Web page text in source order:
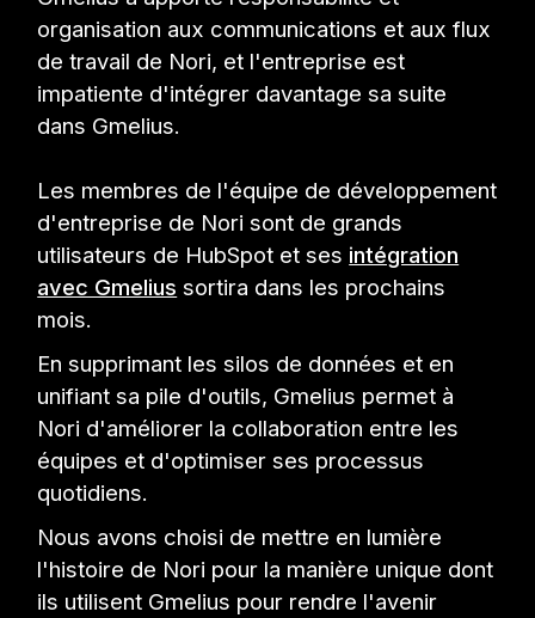
organisation aux communications et aux flux
de travail de Nori, et l'entreprise est
impatiente d'intégrer davantage sa suite
dans Gmelius.
Les membres de l'équipe de développement
d'entreprise de Nori sont de grands
utilisateurs de HubSpot et ses intégration
avec Gmelius sortira dans les prochains
mois.
En supprimant les silos de données et en
unifiant sa pile d'outils, Gmelius permet à
Nori d'améliorer la collaboration entre les
équipes et d'optimiser ses processus
quotidiens.
Nous avons choisi de mettre en lumière
l'histoire de Nori pour la manière unique dont
ils utilisent Gmelius pour rendre l'avenir